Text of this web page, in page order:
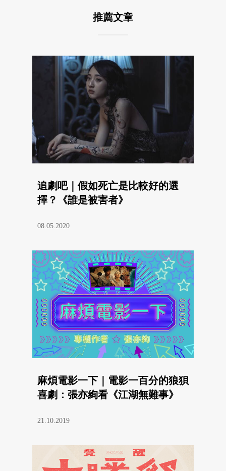
推薦文章
追劇吧｜假如死亡是比較好的選
擇？《誰是被害者》
08.05.2020
麻煩電影一下｜電影一百分的狼狽
喜劇：張亦絢看《江湖無難事》
21.10.2019